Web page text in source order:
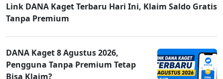
Link DANA Kaget Terbaru Hari Ini, Klaim Saldo Gratis
Tanpa Premium
DANA Kaget 8 Agustus 2026,
Pengguna Tanpa Premium Tetap
Bisa Klaim?